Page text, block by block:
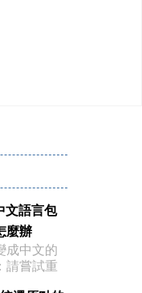
文語言包
麼辦
成中文的
請嘗試重